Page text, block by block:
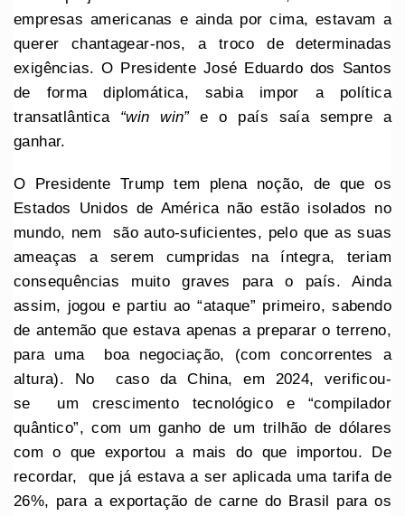
empresas americanas e ainda por cima, estavam a
querer chantagear-nos, a troco de determinadas
exigências. O Presidente José Eduardo dos Santos
de forma diplomática, sabia impor a política
transatlântica “win win”e o país saía sempre a
ganhar.
O Presidente Trump tem plena noção, de que os
Estados Unidos de América não estão isolados no
mundo, nem são auto-suficientes, pelo que as suas
ameaças a serem cumpridas na íntegra, teriam
consequências muito graves para o país. Ainda
assim, jogou e partiu ao “ataque” primeiro, sabendo
de antemão que estava apenas a preparar o terreno,
para uma boa negociação, (com concorrentes a
altura). No caso da China, em 2024, verificou-
se um crescimento tecnológico e “compilador
quântico”, com um ganho de um trilhão de dólares
com o que exportou a mais do que importou. De
recordar, que já estava a ser aplicada uma tarifa de
26%, para a exportação de carne do Brasil para os